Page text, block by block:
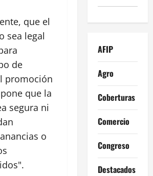
que el
sea legal
de
promoción
que la
segura ni
o
AFIP
Agro
Coberturas
Comercio
Congreso
Destacados